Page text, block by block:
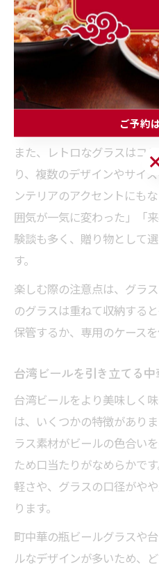
中華グラスは、使い方次第
しむことができます。台湾
中華の食卓を再現するため
スなど様々な飲み物に活用
なグラスに色とりどりのド
また、レトロなグラスはコ
り、複数のデザインやサイ
ンテリアのアクセントにも
囲気が一気に変わった」「
験談も多く、贈り物として
す。
楽しむ際の注意点は、グラ
のグラスは重ねて収納する
保管するか、専用のケースを
台湾ビールを引き立てる
台湾ビールをより美味しく
は、いくつかの特徴があり
ラス素材がビールの色合い
ため口当たりがなめらかで
軽さや、グラスの口径がや
ります。
町中華の瓶ビールグラスや
ルなデザインが多いため、
ご予約
ご予約